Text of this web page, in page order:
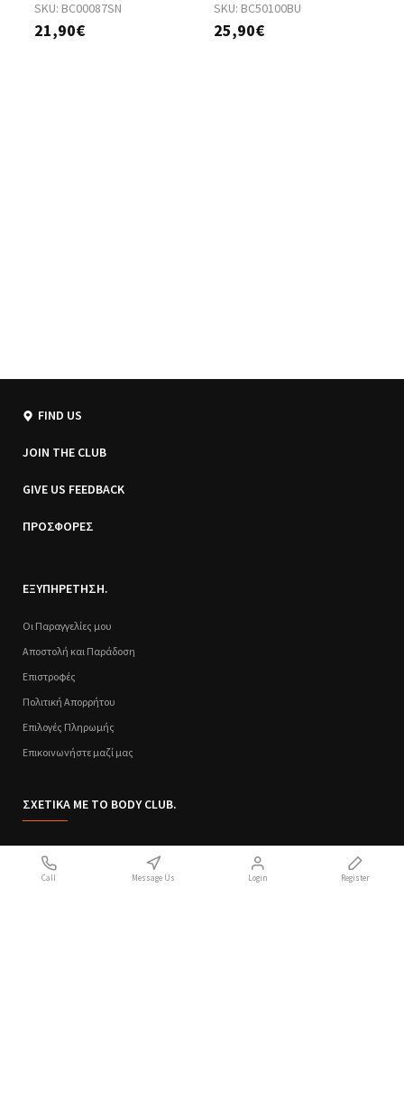
SKU: BC00087SN
21,90€
SKU: BC50100BU
25,90€
FIND US
JOIN THE CLUB
GIVE US FEEDBACK
ΠΡΟΣΦΟΡΕΣ
ΕΞΥΠΗΡΕΤΗΣΗ.
Οι Παραγγελίες μου
Αποστολή και Παράδοση
Επιστροφές
Πολιτική Απορρήτου
Επιλογές Πληρωμής
Επικοινωνήστε μαζί μας
ΣΧΕΤΙΚΑ ΜΕ ΤΟ BODY CLUB.
Call Message Us Login Register